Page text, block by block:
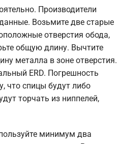
Производители
Возьмите две старые
отверстия обода,
общую длину. Вычтите
металла в зоне отверстия.
ERD. Погрешность
что спицы будут либо
торчать из ниппелей,
минимум два